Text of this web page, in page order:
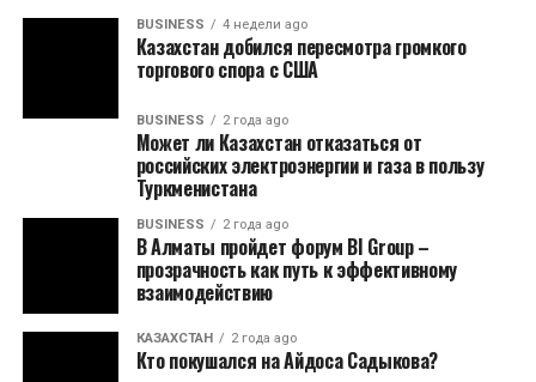
BUSINESS 4 недели ago
Казахстан добился пересмотра громкого
торгового спора с США
BUSINESS 2 года ago
Может ли Казахстан отказаться от
российских электроэнергии и газа в пользу
Туркменистана
BUSINESS 2 года ago
В Алматы пройдет форум BI Group –
прозрачность как путь к эффективному
взаимодействию
КАЗАХСТАН 2 года ago
Кто покушался на Айдоса Садыкова?